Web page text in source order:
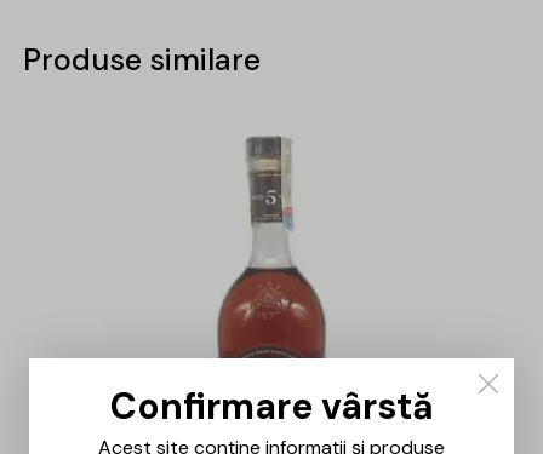
Produse similare
Confirmare vârstă
Acest site conține informații și produse